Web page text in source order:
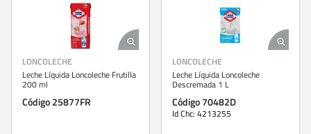
LONCOLECHE
Leche Líquida Loncoleche Frutilla
200 ml
Código 25877FR
LONCOLECHE
Leche Líquida Loncoleche
Descremada 1 L
Código 70482D
Id Chc: 4213255